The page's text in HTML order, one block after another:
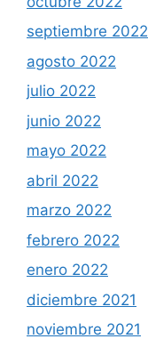
septiembre 2022
agosto 2022
julio 2022
junio 2022
mayo 2022
abril 2022
marzo 2022
febrero 2022
enero 2022
diciembre 2021
noviembre 2021